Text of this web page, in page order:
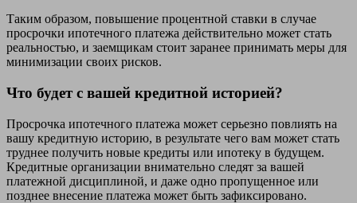
Таким образом, повышение процентной ставки в случае
просрочки ипотечного платежа действительно может стать
реальностью, и заемщикам стоит заранее принимать меры для
минимизации своих рисков.
Что будет с вашей кредитной историей?
Просрочка ипотечного платежа может серьезно повлиять на
вашу кредитную историю, в результате чего вам может стать
труднее получить новые кредиты или ипотеку в будущем.
Кредитные организации внимательно следят за вашей
платежной дисциплиной, и даже одно пропущенное или
позднее внесение платежа может быть зафиксировано.